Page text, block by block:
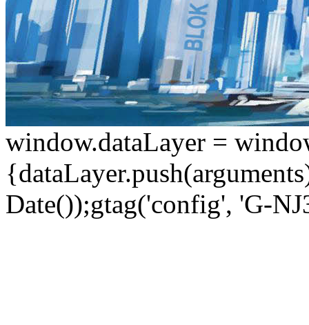
window.dataLayer =
Date());gtag('config', 'G-